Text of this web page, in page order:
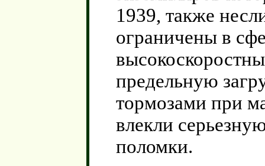
1939, также
ограничены в
предельную
тормозами при
влекли
поломки.